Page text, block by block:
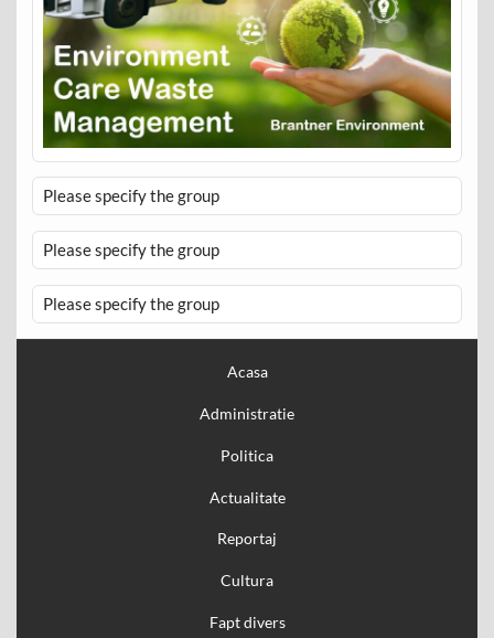
Please specify the group
Please specify the group
Please specify the group
Acasa
Administratie
Politica
Actualitate
Reportaj
Cultura
Fapt divers